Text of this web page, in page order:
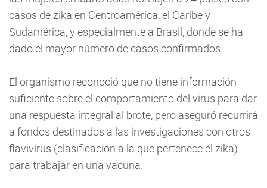
casos de zika en Centroamérica, el Caribe y
Sudamérica, y especialmente a Brasil, donde se ha
dado el mayor número de casos confirmados.
El organismo reconoció que no tiene información
suficiente sobre el comportamiento del virus para dar
una respuesta integral al brote, pero aseguró recurrirá
a fondos destinados a las investigaciones con otros
flavivirus (clasificación a la que pertenece el zika)
para trabajar en una vacuna.